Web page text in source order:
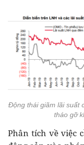
Động thái giãm lãi suất
tháo gỡ
Phân tích về việc